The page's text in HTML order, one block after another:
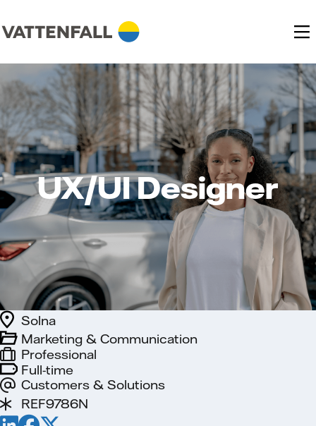
UX/UI Designer
Full-time
Customers & Solutions
Solna
Professional
Marketing & Communication
REF9786N